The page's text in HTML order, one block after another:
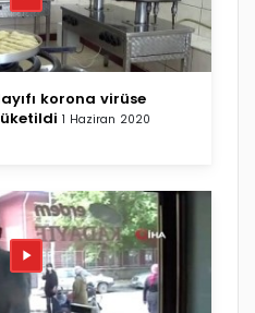
korona virüse
1 Haziran 2020